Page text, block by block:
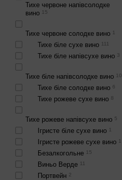
Тихе червоне напівсолодке
вино 15
Тихе червоне солодке вино 1
Тихе біле сухе вино 111
Тихе біле напівсухе вино 3
Тихе біле напівсолодке вино 10
Тихе біле солодке вино 6
Тихе рожеве сухе вино 8
Тихе рожеве напівсухе вино 5
Ігристе біле сухе вино 1
Ігристе рожеве сухе вино 1
Безалкогольне 15
Виньо Верде 11
Портвейн 2